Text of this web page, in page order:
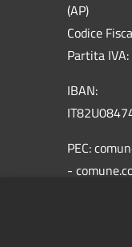
(AP)
Codice
Partita
IBAN:
PEC:
-